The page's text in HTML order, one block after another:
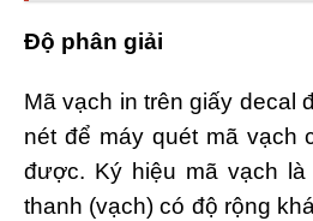
Độ phân giải
Mã vạch in trên giấy decal
nét để máy quét mã vạch
được. Ký hiệu mã vạch
thanh (vạch) có độ rộng